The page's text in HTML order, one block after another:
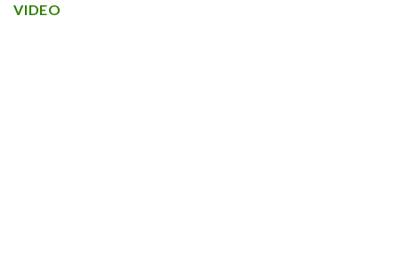
VIDEO